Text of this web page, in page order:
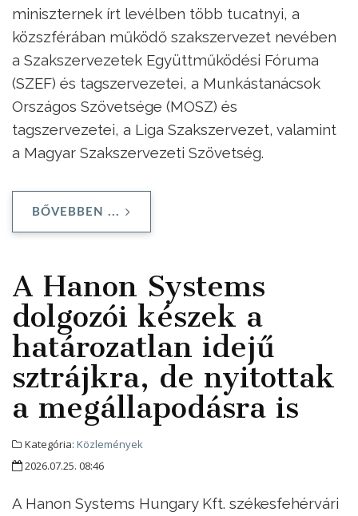
miniszternek írt levélben több tucatnyi, a
közszférában működő szakszervezet nevében
a Szakszervezetek Együttműködési Fóruma
(SZEF) és tagszervezetei, a Munkástanácsok
Országos Szövetsége (MOSZ) és
tagszervezetei, a Liga Szakszervezet, valamint
a Magyar Szakszervezeti Szövetség.
BŐVEBBEN ...
A Hanon Systems
dolgozói készek a
határozatlan idejű
sztrájkra, de nyitottak
a megállapodásra is
Kategória: Közlemények
2026.07.25. 08:46
A Hanon Systems Hungary Kft. székesfehérvári